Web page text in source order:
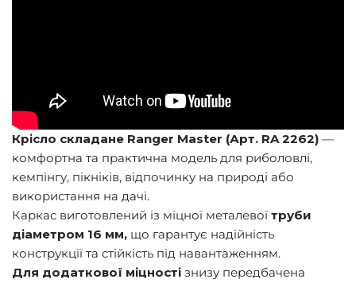
Крісло складане Ranger Master (Арт. RA 2262) —
комфортна та практична модель для риболовлі,
кемпінгу, пікніків, відпочинку на природі або
використання на дачі.
Каркас виготовлений із міцної металевої труби
діаметром 16 мм, що гарантує надійність
конструкції та стійкість під навантаженням.
Для додаткової міцності знизу передбачена